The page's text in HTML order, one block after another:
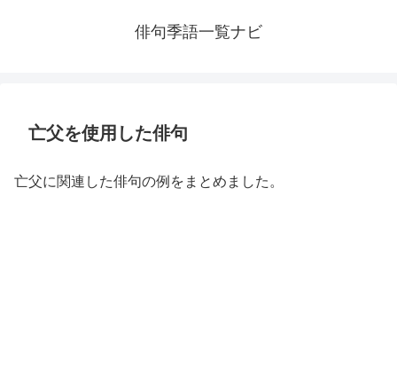
俳句季語一覧ナビ
亡父を使用した俳句
亡父に関連した俳句の例をまとめました。